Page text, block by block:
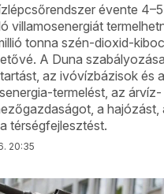
évente 4–5
villamosenergiát
tonna szén-dioxid-
A Duna
az ivóvízbázisok és
termelést, az árvíz-
a hajózást,
térségfejlesztést.
20:35